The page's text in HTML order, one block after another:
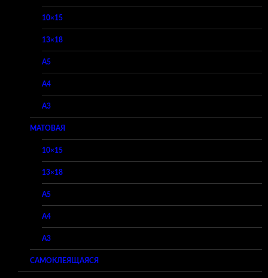
10×15
13×18
A5
A4
A3
МАТОВАЯ
10×15
13×18
A5
A4
A3
САМОКЛЕЯЩАЯСЯ